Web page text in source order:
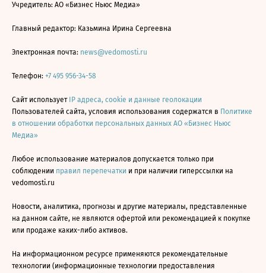
Учредитель: АО «Бизнес Ньюс Медиа»
Главный редактор: Казьмина Ирина Сергеевна
Электронная почта: news@vedomosti.ru
Телефон: +7 495 956-34-58
Сайт использует IP адреса, cookie и данные геолокации
Пользователей сайта, условия использования содержатся в Политике
в отношении обработки персональных данных АО «Бизнес Ньюс
Медиа»
Любое использование материалов допускается только при
соблюдении правил перепечатки и при наличии гиперссылки на
vedomosti.ru
Новости, аналитика, прогнозы и другие материалы, представленные
на данном сайте, не являются офертой или рекомендацией к покупке
или продаже каких-либо активов.
На информационном ресурсе применяются рекомендательные
технологии (информационные технологии предоставления